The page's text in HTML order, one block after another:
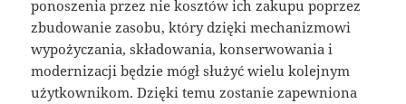
ponoszenia przez nie kosztów ich zakupu poprzez
zbudowanie zasobu, który dzięki mechanizmowi
wypożyczania, składowania, konserwowania i
modernizacji będzie mógł służyć wielu kolejnym
użytkownikom. Dzięki temu zostanie zapewniona